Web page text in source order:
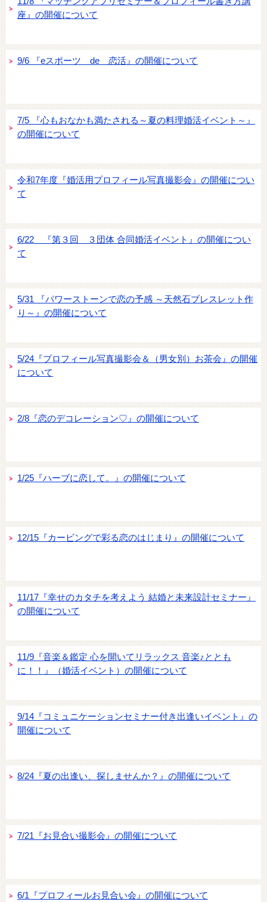
座』の開催について
9/6 『eスポーツ de 恋活』の開催について
7/5 『心もおなかも満たされる～夏の料理婚活イベント～』
の開催について
令和7年度『婚活用プロフィール写真撮影会』の開催につい
て
6/22 『第３回 ３団体 合同婚活イベント』の開催につい
て
5/31 『パワーストーンで恋の予感 ～天然石ブレスレット作
り～』の開催について
5/24『プロフィール写真撮影会＆（男女別）お茶会』の開催
について
2/8『恋のデコレーション♡』の開催について
1/25『ハーブに恋して。』の開催について
12/15『カービングで彩る恋のはじまり』の開催について
11/17『幸せのカタチを考えよう 結婚と未来設計セミナー』
の開催について
11/9『音楽＆鑑定 心を開いてリラックス 音楽♪ととも
に！！』（婚活イベント）の開催について
9/14『コミュニケーションセミナー付き出逢いイベント』の
開催について
8/24『夏の出逢い、探しませんか？』の開催について
7/21『お見合い撮影会』の開催について
6/1『プロフィールお見合い会』の開催について